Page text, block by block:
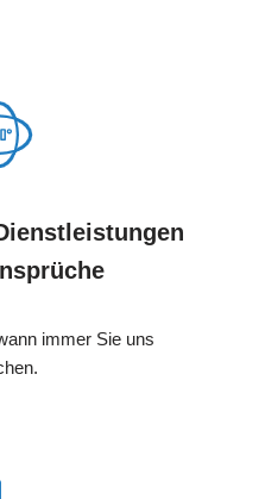
immer Sie uns